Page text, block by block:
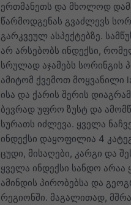
ერთმანეთს და მხოლოდ
წარმოდგენას გვაძლევს
გარკვეულ ასპექტებზე.
არ არსებობს ინდექსი,
სრულად აჯამებს სორინგის
ამიტომ ქვემოთ მოყვანილი
ისა და ქარის შერის
ბევრად უფრო ზუსტ და
სურათს იძლევა. ყველა
ინდექსი დაყოფილია 4
ცუდი, მისაღები, კარგი და
ყველა ინდექსი სანდო არაა
ამინდის პირობებსა და
რეგიონში. მაგალითად,